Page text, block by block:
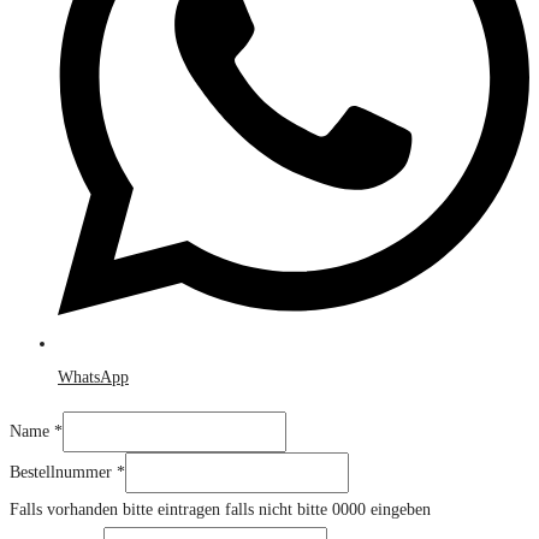
WhatsApp
Name *
oder
E-
Bestellnummer *
Falls vorhanden bitte eintragen falls nicht bitte 0000 eingeben